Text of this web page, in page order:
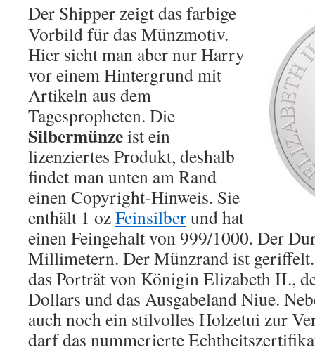
Der Shipper zeigt das farbige
Vorbild für das Münzmotiv.
Hier sieht man aber nur Harry
vor einem Hintergrund mit
Artikeln aus dem
Tagespropheten. Die
Silbermünzeist ein
lizenziertes Produkt, deshalb
findet man unten am Rand
einen Copyright-Hinweis. Sie
enthält 1 ozFeinsilberund hat
einen Feingehalt von 999/1000. Der
Millimetern. Der Münzrand ist
das Porträt von Königin Elizabeth II.,
Dollars und das Ausgabeland Niue.
auch noch ein stilvolles Holzetui zur
darf das nummerierte